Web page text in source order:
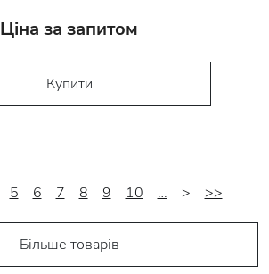
Ціна за запитом
Купити
5 6 7 8 9 10 … > >>
Більше товарів